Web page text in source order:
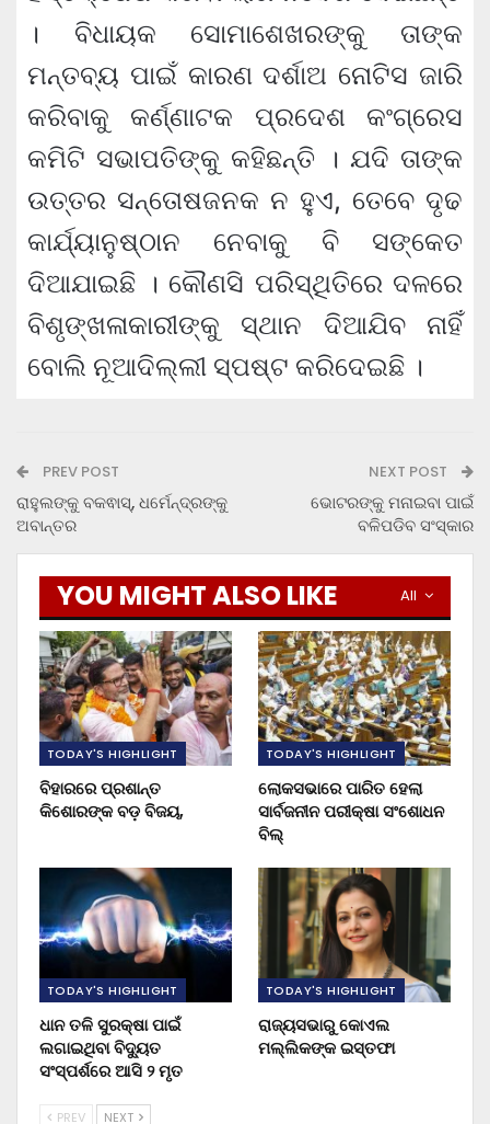
। ବିଧାୟକ ସୋମାଶେଖରଙ୍କୁ ତାଙ୍କ
ମନ୍ତବ୍ୟ ପାଇଁ କାରଣ ଦର୍ଶାଅ ନୋଟିସ ଜାରି
କରିବାକୁ କର୍ଣ୍ଣାଟକ ପ୍ରଦେଶ କଂଗ୍ରେସ
କମିଟି ସଭାପତିଙ୍କୁ କହିଛନ୍ତି । ଯଦି ତାଙ୍କ
ଉତ୍ତର ସନ୍ତୋଷଜନକ ନ ହୁଏ, ତେବେ ଦୃଢ
କାର୍ଯ୍ୟାନୁଷ୍ଠାନ ନେବାକୁ ବି ସଙ୍କେତ
ଦିଆଯାଇଛି । କୌଣସି ପରିସ୍ଥିତିରେ ଦଳରେ
ବିଶୃଙ୍ଖଳାକାରୀଙ୍କୁ ସ୍ଥାନ ଦିଆଯିବ ନାହିଁ
ବୋଲି ନୂଆଦିଲ୍ଲୀ ସ୍ପଷ୍ଟ କରିଦେଇଛି ।
PREV POST
ରାହୁଲଙ୍କୁ ବକଵାସ୍‍, ଧର୍ମେନ୍ଦ୍ରଙ୍କୁ
ଅବାନ୍ତର
NEXT POST
ଭୋଟରଙ୍କୁ ମନାଇବା ପାଇଁ
ବଳିପଡିବ ସଂସ୍କାର
All
YOU MIGHT ALSO LIKE
TODAY'S HIGHLIGHT
ବିହାରରେ ପ୍ରଶାନ୍ତ
କିଶୋରଙ୍କ ବଡ଼ ବିଜୟ,
TODAY'S HIGHLIGHT
ଲୋକସଭାରେ ପାରିତ ହେଲା
ସାର୍ବଜନୀନ ପରୀକ୍ଷା ସଂଶୋଧନ
ବିଲ୍
TODAY'S HIGHLIGHT
ଧାନ ତଳି ସୁରକ୍ଷା ପାଇଁ
ଲଗାଇଥିବା ବିଦ୍ୟୁତ
ସଂସ୍ପର୍ଶରେ ଆସି ୨ ମୃତ
TODAY'S HIGHLIGHT
ରାଜ୍ୟସଭାରୁ କୋଏଲ
ମଲ୍ଲିକଙ୍କ ଇସ୍ତଫା
PREV NEXT